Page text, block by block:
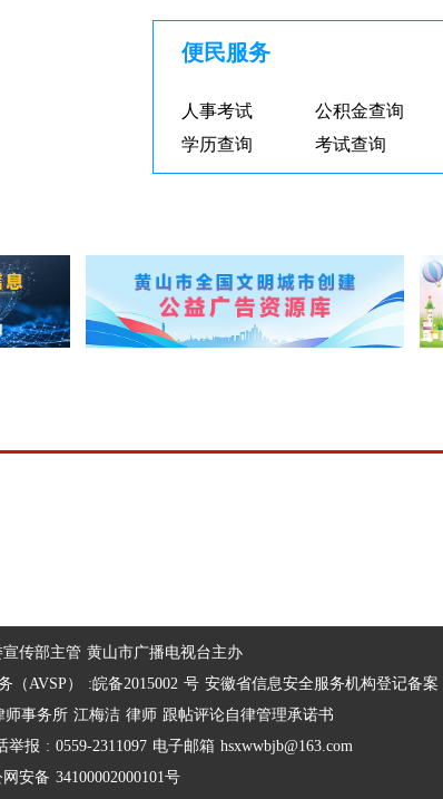
便民服务
人事考试 公积金查询
学历查询
考试查询
传部主管 黄山市广播电视台主办
（AVSP） :皖备2015002 号 安徽省信息安全服务机构登记备案
师事务所 江梅洁 律师 跟帖评论自律管理承诺书
举报 : 0559-2311097 电子邮箱 hsxwwbjb@163.com
安备 34100002000101号